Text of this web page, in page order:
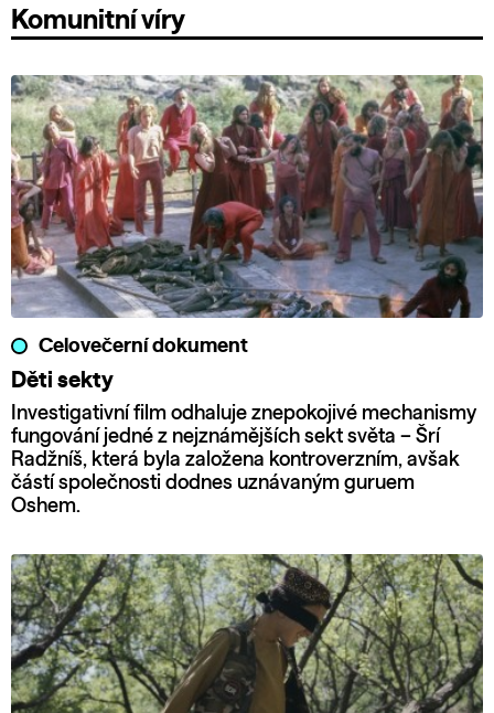
Komunitní víry
Celovečerní dokument
Děti sekty
Investigativní film odhaluje znepokojivé mechanismy
fungování jedné z nejznámějších sekt světa – Šrí
Radžníš, která byla založena kontroverzním, avšak
částí společnosti dodnes uznávaným guruem
Oshem.